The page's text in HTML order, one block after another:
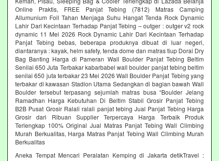
Online Praktis, FREE Panjat Tebing (7812) Matras Camping
Allumunium Foil Tahan Menjaga Suhu Hangat Tenda Rock Dynamic
Lahir Dari Kecintaan Terhadap Panjat Tebing – outger : outger v2 rock
dynamic 11 Mei 2026 Rock Dynamic Lahir Dari Kecintaan Terhadap
Panjat Tebing bebas, beberapa produknya dibuat di luar negeri,
diantaranya : kayak, helm safety, tenda dome dan matras tiup Dorai Dry
Bag Banting Harga di Pameran Wall Boulder Panjat Tebing Beltim
Senilai 650 Juta Terbakar kabarbabel wall boulder panjat tebing beltim
senilai 650 juta terbakar 23 Mei 2026 Wall Boulder Panjat Tebing yang
terbakar di kawasan Stadion Utama Sedangkan di bagian bawah Wall
Boulder tersebut terpasang sejumlah matras busa “Boulder Jelang
Ramadhan Harga Kebutuhan Di Beltim Stabil Grosir Panjat Tebing
B2B Pusat Grosir Ralali‎ ralali panjat tebing‎ Jual Panjat Tebing Harga
Grosir dari Ribuan Supplier Terpercaya Harga Terbaik Produk
Terlengkap 100% Original Jual Matras Panjat Tebing Wall Climbing
Murah Berkualitas, Harga Matras Panjat Tebing Wall Climbing Murah
Berkualitas
Aneka Tempat Mencari Peralatan Kemping di Jakarta detikTravel :